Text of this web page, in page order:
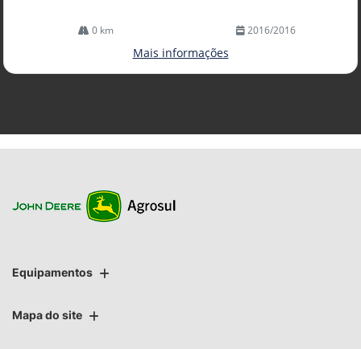
0 km 2016/2016
Mais informações
Equipamentos
Mapa do site